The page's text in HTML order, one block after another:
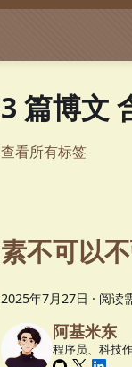
3 篇博文
查看所有标签
素不可以
2025年7月27日 · 阅读
阿基米东
程序员、科技